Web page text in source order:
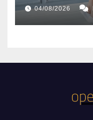
04/08/2026